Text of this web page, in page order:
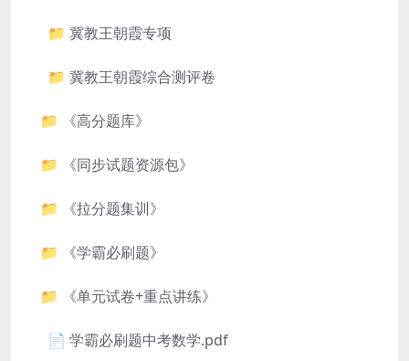
📁 冀教王朝霞专项
📁 冀教王朝霞综合测评卷
📁 《高分题库》
📁 《同步试题资源包》
📁 《拉分题集训》
📁 《学霸必刷题》
📁 《单元试卷+重点讲练》
📄 学霸必刷题中考数学.pdf